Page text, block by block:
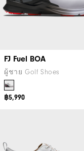
FJ Fuel BOA
ผู้ชาย Golf Shoes
฿5,990